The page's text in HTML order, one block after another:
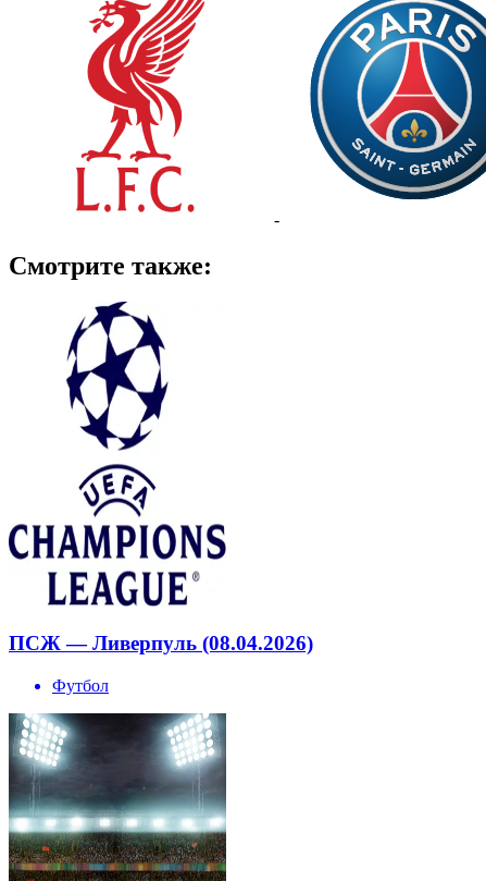
-
Смотрите также:
ПСЖ — Ливерпуль (08.04.2026)
Футбол